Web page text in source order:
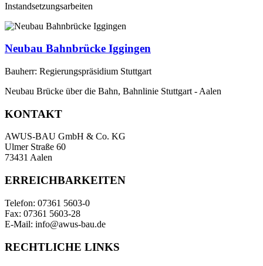
Instandsetzungsarbeiten
Neubau Bahnbrücke Iggingen
Bauherr: Regierungspräsidium Stuttgart
Neubau Brücke über die Bahn, Bahnlinie Stuttgart - Aalen
KONTAKT
AWUS-BAU GmbH & Co. KG
Ulmer Straße 60
73431 Aalen
ERREICHBARKEITEN
Telefon: 07361 5603-0
Fax: 07361 5603-28
E-Mail: info@awus-bau.de
RECHTLICHE LINKS